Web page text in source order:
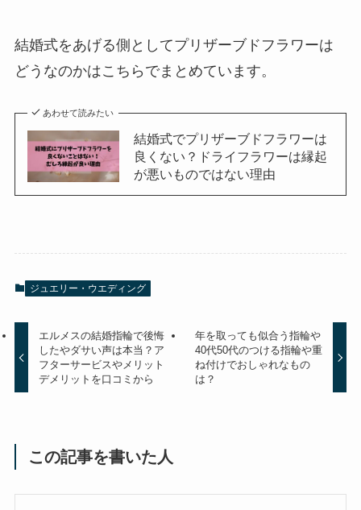
結婚式をあげる側としてプリザーブドフラワーは
どうなのかはこちらでまとめています。
あわせて読みたい
結婚式でプリザーブドフラワーは
良くない？ドライフラワーは縁起
が悪いものではない理由
ジュエリー・ウエディング
エルメスの結婚指輪で後悔
したやダサい声は本当？ア
フターサービスやメリット
デメリットを口コミから
年を取っても似合う指輪や
40代50代のつける指輪や重
ね付けでおしゃれなもの
は？
この記事を書いた人